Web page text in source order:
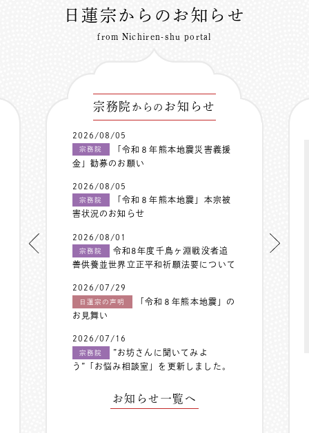
日蓮宗からのお知らせ
from Nichiren-shu portal
宗務院 からの お知らせ
2026/08/05
宗務院
「令和８年熊本地震災害義援
金」勧募のお願い
2026/08/05
宗務院
「令和８年熊本地震」本宗被
害状況のお知らせ
2026/08/01
宗務院
令和8年度千鳥ヶ淵戦没者追
善供養並世界立正平和祈願法要について
2026/07/29
日蓮宗の声明
「令和８年熊本地震」の
お見舞い
2026/07/16
宗務院
”お坊さんに聞いてみよ
う”「お悩み相談室」を更新しました。
お知らせ一覧へ